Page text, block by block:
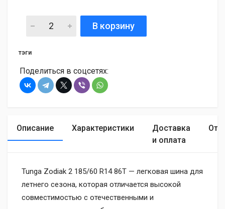
В корзину
тэги
Поделиться в соцсетях:
Описание Характеристики
Доставка
и оплата
Tunga Zodiak 2 185/60 R14 86T — легковая шина для
летнего сезона, которая отличается высокой
совместимостью с отечественными и